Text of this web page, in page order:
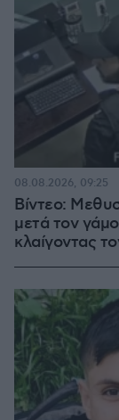
Βίντεο:
μετά τον
κλαίγοντας
08.08.2026, 09:25